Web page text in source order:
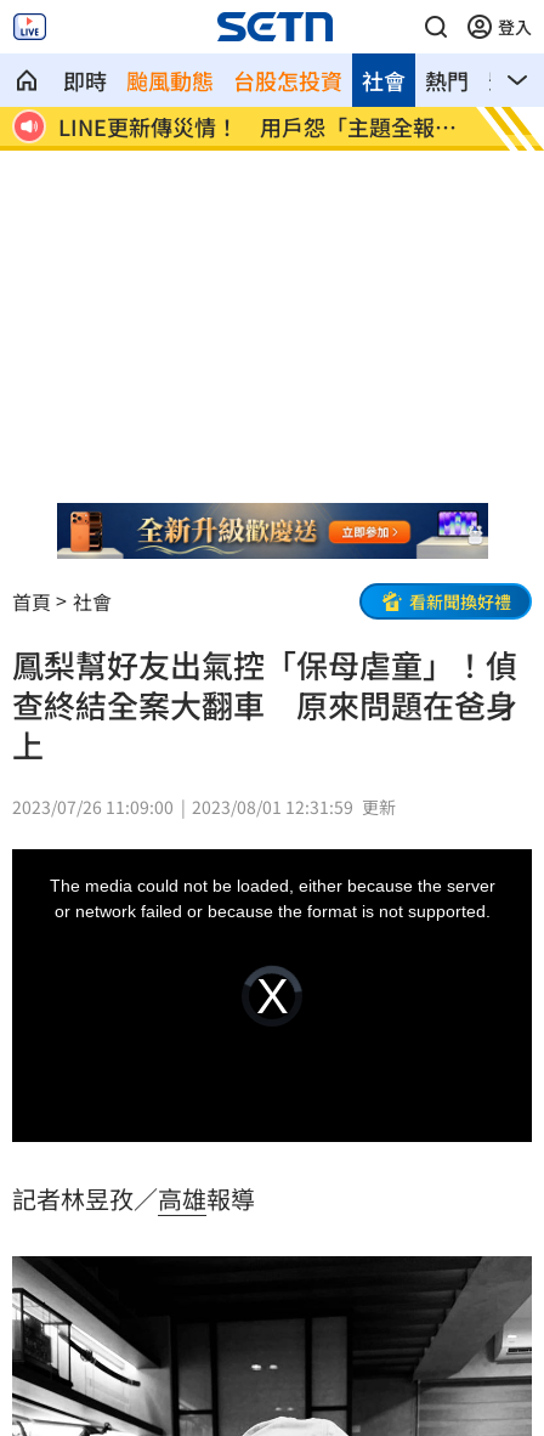
登入
即時 颱風動態 台股怎投資 熱門 影音
社會
傳
LINE更新傳災情！ 用戶怨「主題全報
廢」
美國
進
首頁 社會 看新聞換好禮
鳳梨幫好友出氣控「保母虐童」！偵
查終結全案大翻車 原來問題在爸身
上
2023/07/26 11:09:00 2023/08/01 12:31:59 更新
Video
Player
loading.
The media could not be loaded, either because the server
or network failed or because the format is not supported.
記者林昱孜／高雄報導